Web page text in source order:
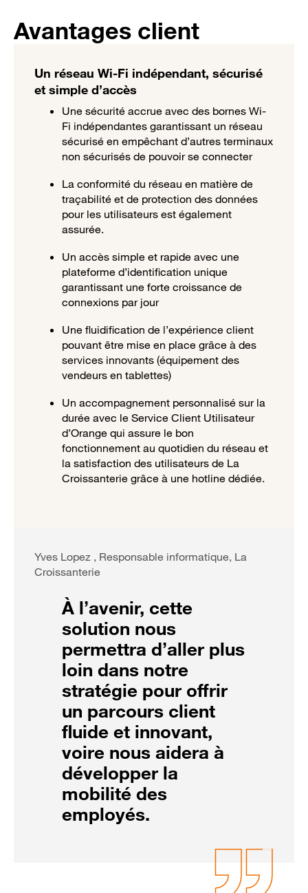
Avantages client
Un réseau Wi-Fi indépendant, sécurisé
et simple d’accès
Une sécurité accrue avec des bornes Wi-
Fi indépendantes garantissant un réseau
sécurisé en empêchant d’autres terminaux
non sécurisés de pouvoir se connecter
La conformité du réseau en matière de
traçabilité et de protection des données
pour les utilisateurs est également
assurée.
Un accès simple et rapide avec une
plateforme d’identification unique
garantissant une forte croissance de
connexions par jour
Une fluidification de l’expérience client
pouvant être mise en place grâce à des
services innovants (équipement des
vendeurs en tablettes)
Un accompagnement personnalisé sur la
durée avec le Service Client Utilisateur
d’Orange qui assure le bon
fonctionnement au quotidien du réseau et
la satisfaction des utilisateurs de La
Croissanterie grâce à une hotline dédiée.
Yves Lopez , Responsable informatique, La
Croissanterie
À l’avenir, cette
solution nous
permettra d’aller plus
loin dans notre
stratégie pour offrir
un parcours client
fluide et innovant,
voire nous aidera à
développer la
mobilité des
employés.